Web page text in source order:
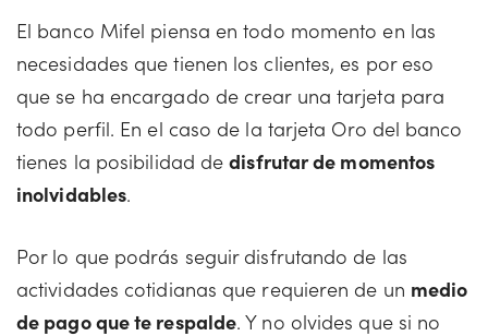
El banco Mifel piensa en todo momento en las
necesidades que tienen los clientes, es por eso
que se ha encargado de crear una tarjeta para
todo perfil. En el caso de la tarjeta Oro del banco
tienes la posibilidad dedisfrutar de momentos
inolvidables.
Por lo que podrás seguir disfrutando de las
actividades cotidianas que requieren de un medio
de pago que te respalde. Y no olvides que si no